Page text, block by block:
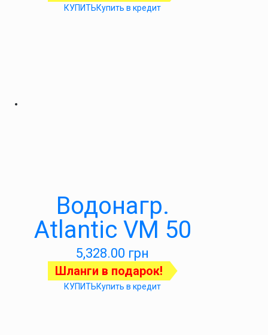
КУПИТЬКупить в кредит
Водонагр.
Atlantic VM 50
5,328.00 грн
Шланги в подарок!
КУПИТЬКупить в кредит